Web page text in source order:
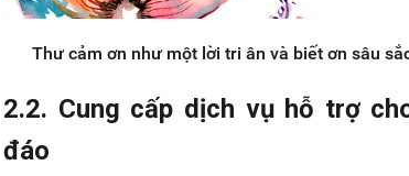
Thư cảm ơn như một lời tri ân và biết ơn sâu
2.2. Cung cấp dịch vụ hỗ trợ
đáo